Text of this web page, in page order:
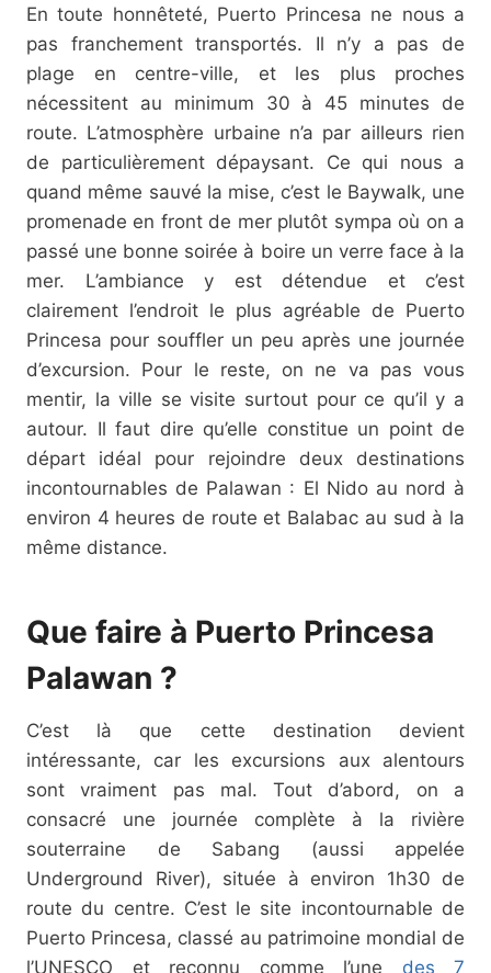
En toute honnêteté, Puerto Princesa ne nous a
pas franchement transportés. Il n’y a pas de
plage en centre-ville, et les plus proches
nécessitent au minimum 30 à 45 minutes de
route. L’atmosphère urbaine n’a par ailleurs rien
de particulièrement dépaysant. Ce qui nous a
quand même sauvé la mise, c’est le Baywalk, une
promenade en front de mer plutôt sympa où on a
passé une bonne soirée à boire un verre face à la
mer. L’ambiance y est détendue et c’est
clairement l’endroit le plus agréable de Puerto
Princesa pour souffler un peu après une journée
d’excursion. Pour le reste, on ne va pas vous
mentir, la ville se visite surtout pour ce qu’il y a
autour. Il faut dire qu’elle constitue un point de
départ idéal pour rejoindre deux destinations
incontournables de Palawan : El Nido au nord à
environ 4 heures de route et Balabac au sud à la
même distance.
Que faire à Puerto Princesa
Palawan ?
C’est là que cette destination devient
intéressante, car les excursions aux alentours
sont vraiment pas mal. Tout d’abord, on a
consacré une journée complète à la rivière
souterraine de Sabang (aussi appelée
Underground River), située à environ 1h30 de
route du centre. C’est le site incontournable de
Puerto Princesa, classé au patrimoine mondial de
l’UNESCO et reconnu comme l’une des 7